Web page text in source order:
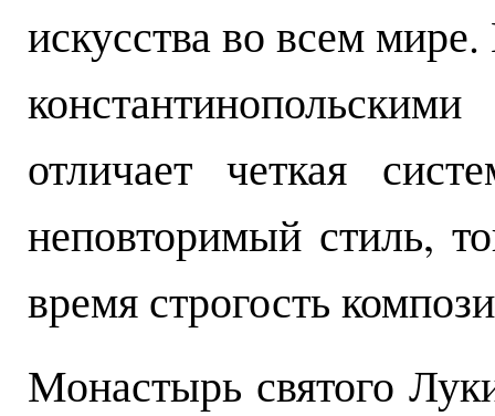
искусства во всем
отличает четкая
неповторимый стиль,
время строгость
Монастырь святого